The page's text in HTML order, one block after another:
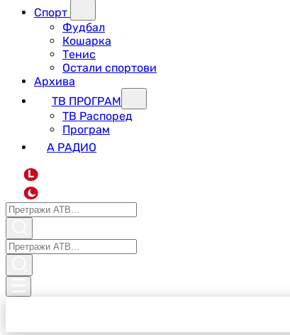
Спорт
Фудбал
Кошарка
Тенис
Остали спортови
Архива
ТВ ПРОГРАМ
ТВ Распоред
Програм
А РАДИО
L